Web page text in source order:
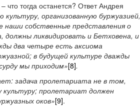
что тогда останется? Ответ Андрея
культуру, организованную буржуазией,
наши собственные представления о
должны ликвидировать и Бетховена, и
два четыре есть аксиома
в будущей культуре дважды
мы приходим»[8].
задача пролетариата не в том,
пролетариат должен
оков»[9].